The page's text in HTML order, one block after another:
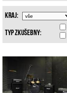
Kraj:
Typ zkušebny: